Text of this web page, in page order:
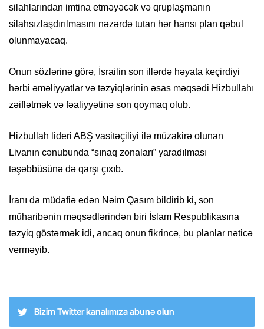
silahlarından imtina etməyəcək və qruplaşmanın
silahsızlaşdırılmasını nəzərdə tutan hər hansı plan qəbul
olunmayacaq.
Onun sözlərinə görə, İsrailin son illərdə həyata keçirdiyi
hərbi əməliyyatlar və təzyiqlərinin əsas məqsədi Hizbullahı
zəiflətmək və fəaliyyətinə son qoymaq olub.
Hizbullah lideri ABŞ vasitəçiliyi ilə müzakirə olunan
Livanın cənubunda “sınaq zonaları” yaradılması
təşəbbüsünə də qarşı çıxıb.
İranı da müdafiə edən Nəim Qasım bildirib ki, son
müharibənin məqsədlərindən biri İslam Respublikasına
təzyiq göstərmək idi, ancaq onun fikrincə, bu planlar nəticə
verməyib.
Bizim Twitter kanalımıza abunə olun